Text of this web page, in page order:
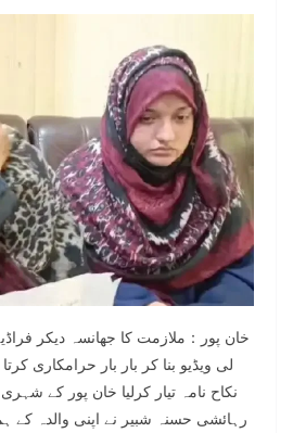
خان پور：ملازمت کا جھانسہ دیکر
لی ویڈیو بنا کر بار بار حرامکاری
نکاح نامہ تیار کرلیا خان پور کے
رہائشی حسنہ شبیر نے اپنی والدہ کے